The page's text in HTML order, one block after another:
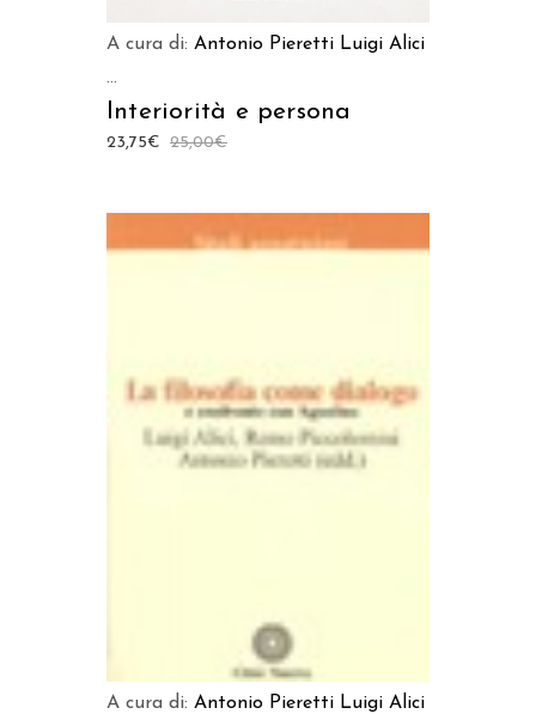
A cura di: Antonio Pieretti Luigi Alici
...
Interiorità e persona
25,00€
23,75€
AGGIUNGI AL CARRELLO
A cura di: Antonio Pieretti Luigi Alici